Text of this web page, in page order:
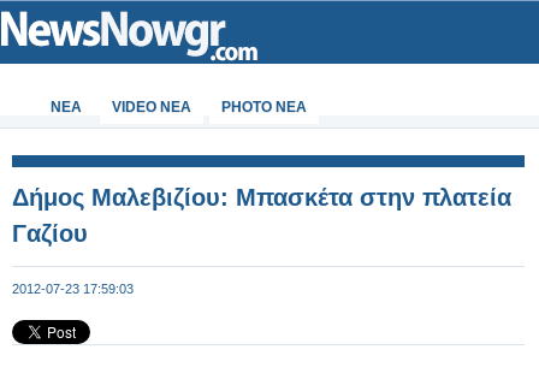
ΝΕΑ VIDEO NEA PHOTO NEA
Δήμος Μαλεβιζίου: Μπασκέτα στην πλατεία
Γαζίου
2012-07-23 17:59:03